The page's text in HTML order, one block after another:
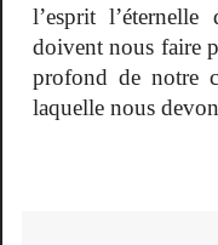
l’esprit l’éternelle
doivent nous faire
profond de notre
laquelle nous